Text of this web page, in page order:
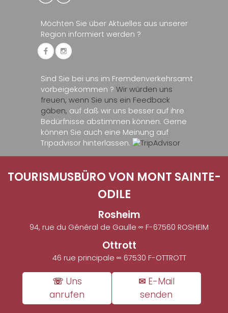
Möchten Sie über Aktuelles aus unserer
Region informiert werden ?
Sind Sie bei uns im Fremdenverkehrsamt
vorbeigekommen ? Wir würden uns
freuen, wenn Sie uns ein Feedback
gäben, auf daß wir uns besser auf ihre
Bedürfnisse abstimmen können. Gerne
können Sie auch eine Meinung auf
Tripadvisor hinterlassen.
TOURISMUSBÜRO VON MONT SAINTE-
ODILE
Rosheim
94, rue du Général de Gaulle ∞ F-67560 ROSHEIM
Ottrott
46 rue principale ∞ 67530 F-OTTROTT
☏ Uns
anrufen
✉ E-Mail
senden